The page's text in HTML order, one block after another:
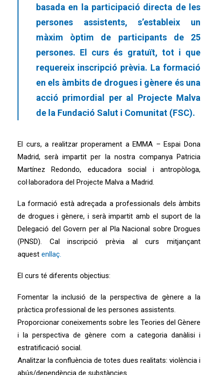
basada en la participació directa de les
persones assistents, s’estableix un
màxim òptim de participants de 25
persones. El curs és gratuït, tot i que
requereix inscripció prèvia. La formació
en els àmbits de drogues i gènere és una
acció primordial per al Projecte Malva
de la Fundació Salut i Comunitat (FSC).
El curs, a realitzar properament a EMMA – Espai Dona
Madrid, serà impartit per la nostra companya Patricia
Martínez Redondo, educadora social i antropòloga,
col·laboradora del Projecte Malva a Madrid.
La formació està adreçada a professionals dels àmbits
de drogues i gènere, i serà impartit amb el suport de la
Delegació del Govern per al Pla Nacional sobre Drogues
(PNSD). Cal inscripció prèvia al curs mitjançant
aquest enllaç.
El curs té diferents objectius:
Fomentar la inclusió de la perspectiva de gènere a la
pràctica professional de les persones assistents.
Proporcionar coneixements sobre les Teories del Gènere
i la perspectiva de gènere com a categoria danàlisi i
estratificació social.
Analitzar la confluència de totes dues realitats: violència i
abús/dependència de substàncies.